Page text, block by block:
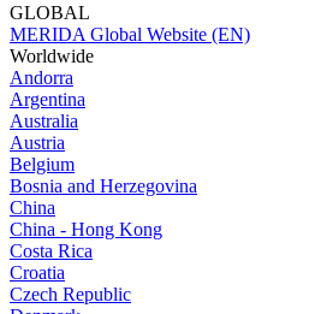
GLOBAL
MERIDA Global Website (EN)
Worldwide
Andorra
Argentina
Australia
Austria
Belgium
Bosnia and Herzegovina
China
China - Hong Kong
Costa Rica
Croatia
Czech Republic